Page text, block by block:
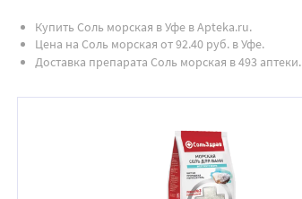
Купить Соль морская в Уфе в Apteka.ru.
Цена на Соль морская от 92.40 руб. в Уфе.
Доставка препарата Соль морская в 493 аптеки.